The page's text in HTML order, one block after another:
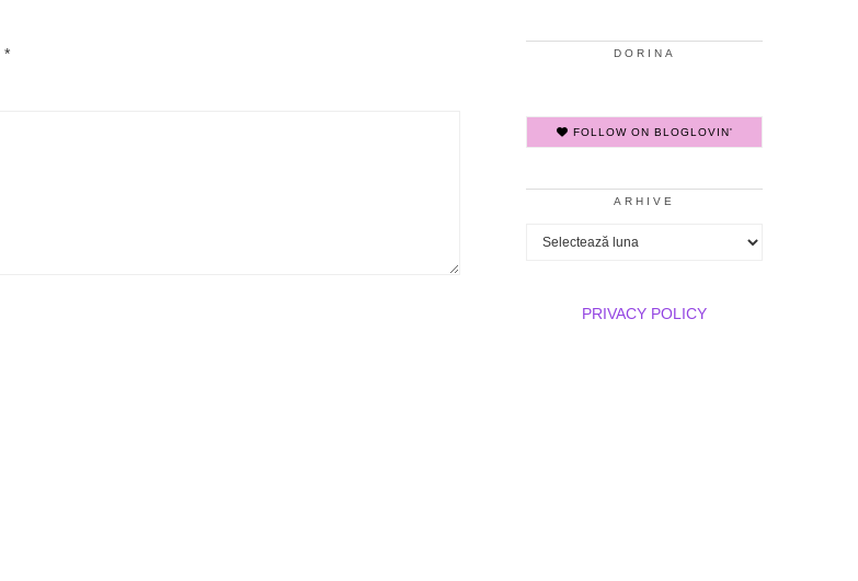
* DORINA
FOLLOW ON BLOGLOVIN'
ARHIVE
Arhive
PRIVACY POLICY